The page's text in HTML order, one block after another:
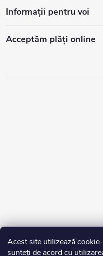
Acest site utilizează
sunteți de acord cu
Informații pentru voi
Acceptăm plăţi online